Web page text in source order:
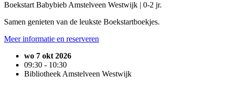
Boekstart Babybieb Amstelveen Westwijk | 0-2 jr.
Samen genieten van de leukste Boekstartboekjes.
Meer informatie en reserveren
wo 7 okt 2026
09:30 - 10:30
Bibliotheek Amstelveen Westwijk